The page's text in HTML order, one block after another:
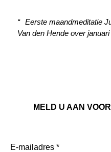
Eerste maandmeditatie
Van den Hende over januari
MELD U AAN
E-mailadres *